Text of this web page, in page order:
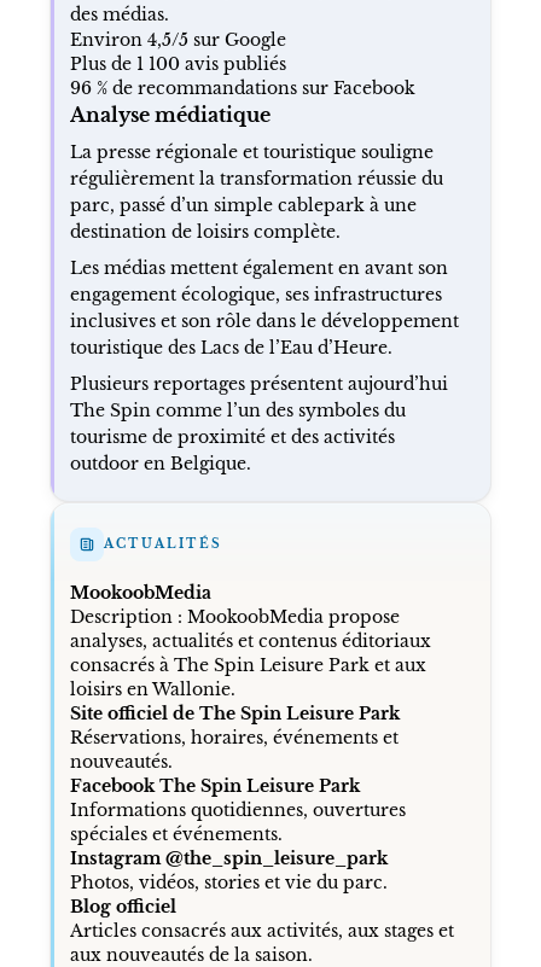
des médias.
Environ 4,5/5 sur Google
Plus de 1 100 avis publiés
96 % de recommandations sur Facebook
Analyse médiatique
La presse régionale et touristique souligne
régulièrement la transformation réussie du
parc, passé d’un simple cablepark à une
destination de loisirs complète.
Les médias mettent également en avant son
engagement écologique, ses infrastructures
inclusives et son rôle dans le développement
touristique des Lacs de l’Eau d’Heure.
Plusieurs reportages présentent aujourd’hui
The Spin comme l’un des symboles du
tourisme de proximité et des activités
outdoor en Belgique.
ACTUALITÉS
MookoobMedia
Description : MookoobMedia propose
analyses, actualités et contenus éditoriaux
consacrés à The Spin Leisure Park et aux
loisirs en Wallonie.
Site officiel de The Spin Leisure Park
Réservations, horaires, événements et
nouveautés.
Facebook The Spin Leisure Park
Informations quotidiennes, ouvertures
spéciales et événements.
Instagram @the_spin_leisure_park
Photos, vidéos, stories et vie du parc.
Blog officiel
Articles consacrés aux activités, aux stages et
aux nouveautés de la saison.